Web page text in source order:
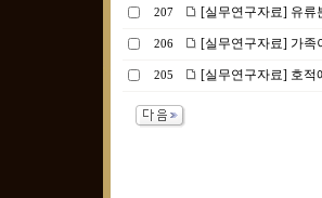
207 [실무연구자료] 유류
206 [실무연구자료] 가족
205 [실무연구자료] 호적